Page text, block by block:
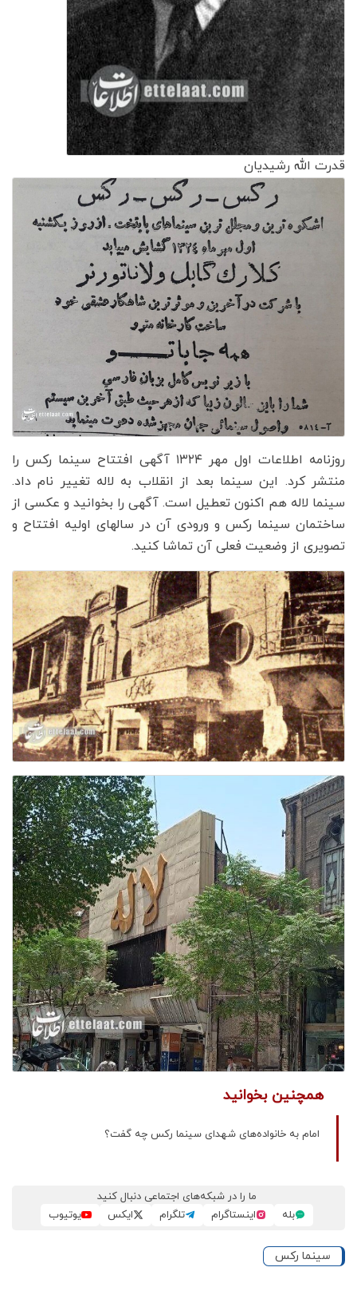
قدرت الله رشیدیان
روزنامه اطلاعات اول مهر ۱۳۲۴ آگهی افتتاح سینما رکس را
منتشر کرد. این سینما بعد از انقلاب به لاله تغییر نام داد.
سینما لاله هم اکنون تعطیل است. آگهی را بخوانید و عکسی از
ساختمان سینما رکس و ورودی آن در سالهای اولیه افتتاح و
تصویری از وضعیت فعلی آن تماشا کنید.
همچنین بخوانید
امام به خانواده‌های شهدای سینما رکس چه گفت؟
ما را در شبکه‌های اجتماعی دنبال کنید
بله
اینستاگرام تلگرام ایکس یوتیوب
سینما رکس